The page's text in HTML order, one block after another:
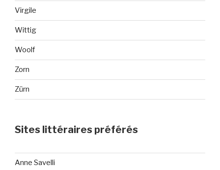
Virgile
Wittig
Woolf
Zorn
Zürn
Sites littéraires préférés
Anne Savelli